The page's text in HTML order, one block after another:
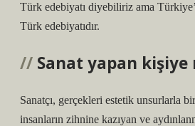
Türk edebiyatı diyebiliriz ama
Türk edebiyatıdır.
Sanat yapan kişiye
Sanatçı, gerçekleri estetik unsurlarla
insanların zihnine kazıyan ve